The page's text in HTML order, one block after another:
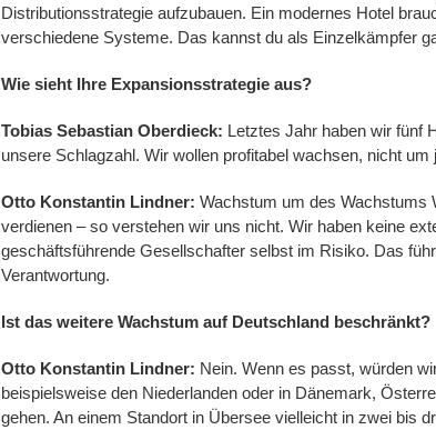
Distributionsstrategie aufzubauen. Ein modernes Hotel
verschiedene Systeme. Das kannst du als Einzelkämpfer
Wie sieht Ihre Expansionsstrategie aus?
Tobias Sebastian Oberdieck: Letztes Jahr haben wir fünf
unsere Schlagzahl. Wir wollen profitabel wachsen, nicht um
Otto Konstantin Lindner: Wachstum um des Wachstums
verdienen – so verstehen wir uns nicht. Wir haben keine
geschäftsführende Gesellschafter selbst im Risiko. Das
Verantwortung.
Ist das weitere Wachstum auf Deutschland beschränkt?
Otto Konstantin Lindner: Nein. Wenn es passt, würden
beispielsweise den Niederlanden oder in Dänemark,
gehen. An einem Standort in Übersee vielleicht in zwei bis